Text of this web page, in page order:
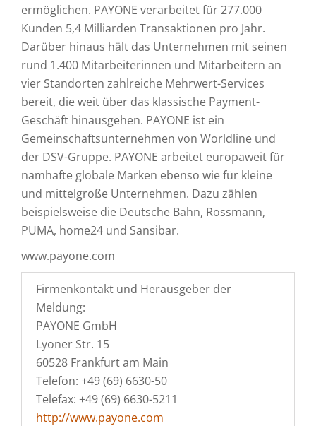
ermöglichen. PAYONE verarbeitet für 277.000
Kunden 5,4 Milliarden Transaktionen pro Jahr.
Darüber hinaus hält das Unternehmen mit seinen
rund 1.400 Mitarbeiterinnen und Mitarbeitern an
vier Standorten zahlreiche Mehrwert-Services
bereit, die weit über das klassische Payment-
Geschäft hinausgehen. PAYONE ist ein
Gemeinschaftsunternehmen von Worldline und
der DSV-Gruppe. PAYONE arbeitet europaweit für
namhafte globale Marken ebenso wie für kleine
und mittelgroße Unternehmen. Dazu zählen
beispielsweise die Deutsche Bahn, Rossmann,
PUMA, home24 und Sansibar.
www.payone.com
Firmenkontakt und Herausgeber der
Meldung:
PAYONE GmbH
Lyoner Str. 15
60528 Frankfurt am Main
Telefon: +49 (69) 6630-50
Telefax: +49 (69) 6630-5211
http://www.payone.com